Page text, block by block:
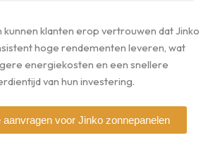
klanten erop vertrouwen dat Jinko
hoge rendementen leveren, wat
energiekosten en een snellere
van hun investering.
aanvragen voor Jinko zonnepanelen